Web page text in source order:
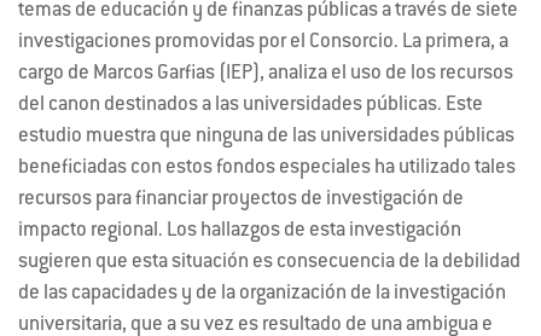
temas de educación y de finanzas públicas a través de siete
investigaciones promovidas por el Consorcio. La primera, a
cargo de Marcos Garfias (
IEP ), analiza el uso de los recursos
del canon destinados a las universidades públicas. Este
estudio muestra que ninguna de las universidades públicas
beneficiadas con estos fondos especiales ha utilizado tales
recursos para financiar proyectos de investigación de
impacto regional. Los hallazgos de esta investigación
sugieren que esta situación es consecuencia de la debilidad
de las capacidades y de la organización de la investigación
universitaria, que a su vez es resultado de una ambigua e